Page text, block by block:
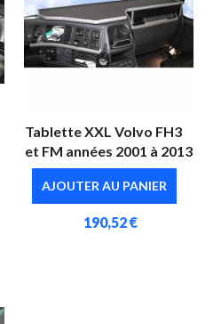
Tablette XXL Volvo FH3
et FM années 2001 à 2013
AJOUTER AU PANIER
190,52 €